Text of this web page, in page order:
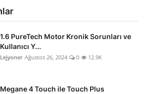
1.6 PureTech Motor Kronik Sorunları ve
Kullanıcı Y...
Lejyoner Ağustos 26, 2024 0 12.9K
Megane 4 Touch ile Touch Plus